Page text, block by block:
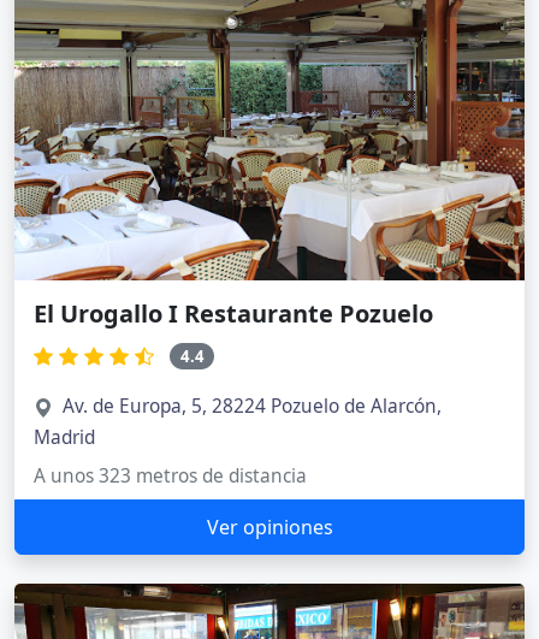
El Urogallo I Restaurante Pozuelo
4.4
Av. de Europa, 5, 28224 Pozuelo de Alarcón,
Madrid
A unos 323 metros de distancia
Ver opiniones